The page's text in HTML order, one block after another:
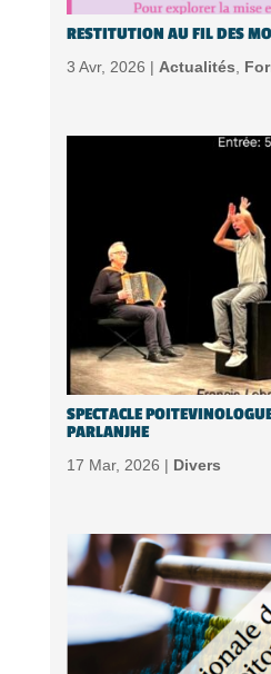
RESTITUTION AU FIL DES
3 Avr, 2026 | Actualités
SPECTACLE
PARLANJHE
17 Mar, 2026 | Divers